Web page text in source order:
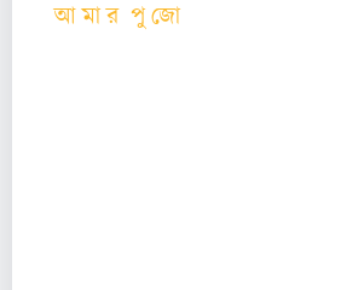
আ মা র পু জো